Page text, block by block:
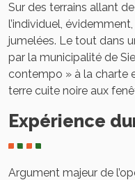
Sur des terrains allant
l’individuel,
jumelées. Le tout dans
par la municipalité de
contempo » à la charte
terre cuite noire aux
Expérience
Argument majeur de